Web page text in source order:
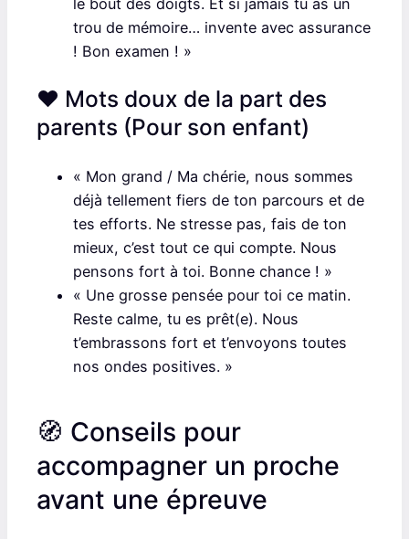
trou de mémoire… invente avec assurance
! Bon examen ! »
❤️ Mots doux de la part des
parents (Pour son enfant)
« Mon grand / Ma chérie, nous sommes
déjà tellement fiers de ton parcours et de
tes efforts. Ne stresse pas, fais de ton
mieux, c’est tout ce qui compte. Nous
pensons fort à toi. Bonne chance ! »
« Une grosse pensée pour toi ce matin.
Reste calme, tu es prêt(e). Nous
t’embrassons fort et t’envoyons toutes
nos ondes positives. »
🧭 Conseils pour
accompagner un proche
avant une épreuve